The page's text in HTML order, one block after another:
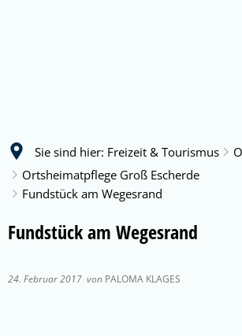
Sie sind hier: Freizeit & Tourismus
Ortsheimatpflege Groß Escherde
Fundstück am Wegesrand
Fundstück am Wegesrand
24. Februar 2017 von PALOMA KLAGES